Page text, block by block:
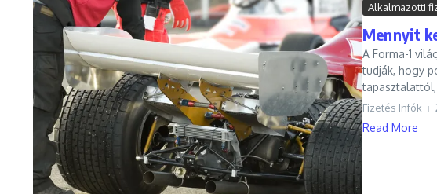
Alkalmazotti
Mennyit
A Forma-1
tudják, hogy
Fizetés Infók
Read More